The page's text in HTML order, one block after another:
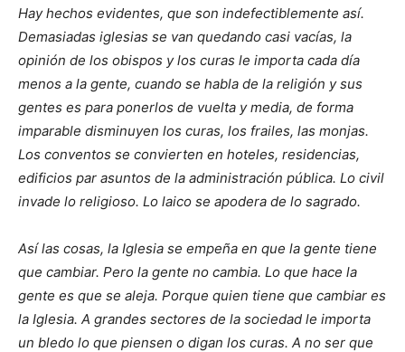
Hay hechos evidentes, que son indefectiblemente así.
Demasiadas iglesias se van quedando casi vacías, la
opinión de los obispos y los curas le importa cada día
menos a la gente, cuando se habla de la religión y sus
gentes es para ponerlos de vuelta y media, de forma
imparable disminuyen los curas, los frailes, las monjas.
Los conventos se convierten en hoteles, residencias,
edificios par asuntos de la administración pública. Lo civil
invade lo religioso. Lo laico se apodera de lo sagrado.
Así las cosas, la Iglesia se empeña en que la gente tiene
que cambiar. Pero la gente no cambia. Lo que hace la
gente es que se aleja. Porque quien tiene que cambiar es
la Iglesia. A grandes sectores de la sociedad le importa
un bledo lo que piensen o digan los curas. A no ser que